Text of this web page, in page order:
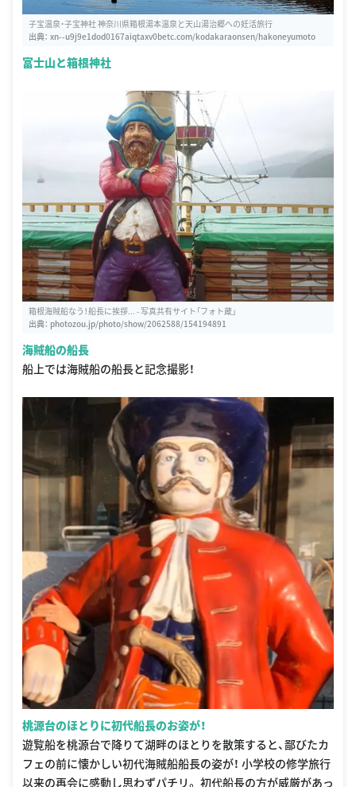
子宝温泉・子宝神社 神奈川県箱根湯本温泉と天山湯治郷への妊活旅行
出典： xn--u9j9e1dod0167aiqtaxv0betc.com/kodakaraonsen/hakoneyumoto
富士山と箱根神社
箱根海賊船なう！船長に挨拶... - 写真共有サイト「フォト蔵」
出典： photozou.jp/photo/show/2062588/154194891
海賊船の船長
船上では海賊船の船長と記念撮影！
桃源台のほとりに初代船長のお姿が！
遊覧船を桃源台で降りて湖畔のほとりを散策すると、鄙びたカ
フェの前に懐かしい初代海賊船船長の姿が！ 小学校の修学旅行
以来の再会に感動し思わずパチリ。 初代船長の方が威厳があっ